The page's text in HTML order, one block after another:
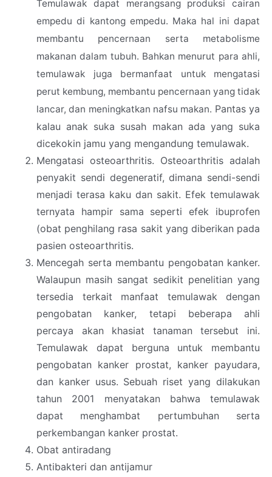
Temulawak dapat merangsang produksi cairan
empedu di kantong empedu. Maka hal ini dapat
membantu pencernaan serta metabolisme
makanan dalam tubuh. Bahkan menurut para ahli,
temulawak juga bermanfaat untuk mengatasi
perut kembung, membantu pencernaan yang tidak
lancar, dan meningkatkan nafsu makan. Pantas ya
kalau anak suka susah makan ada yang suka
dicekokin jamu yang mengandung temulawak.
Mengatasi osteoarthritis. Osteoarthritis adalah
penyakit sendi degeneratif, dimana sendi-sendi
menjadi terasa kaku dan sakit. Efek temulawak
ternyata hampir sama seperti efek ibuprofen
(obat penghilang rasa sakit yang diberikan pada
pasien osteoarthritis.
Mencegah serta membantu pengobatan kanker.
Walaupun masih sangat sedikit penelitian yang
tersedia terkait manfaat temulawak dengan
pengobatan kanker, tetapi beberapa ahli
percaya akan khasiat tanaman tersebut ini.
Temulawak dapat berguna untuk membantu
pengobatan kanker prostat, kanker payudara,
dan kanker usus. Sebuah riset yang dilakukan
tahun 2001 menyatakan bahwa temulawak
dapat menghambat pertumbuhan serta
perkembangan kanker prostat.
Obat antiradang
Antibakteri dan antijamur